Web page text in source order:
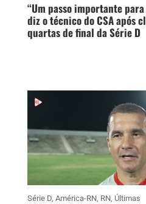
“Um passo importante
diz o técnico do CSA após
quartas de final da Série D
Série D, América-RN, RN, Últimas